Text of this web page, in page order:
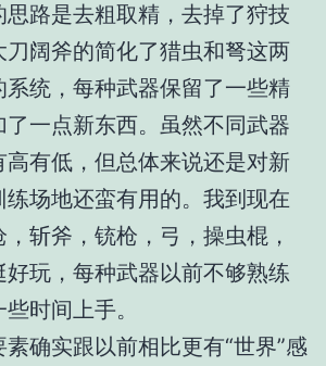
路是去粗取精，去掉了狩技
阔斧的简化了猎虫和弩这两
统，每种武器保留了一些精
一点新东西。虽然不同武器
高有低，但总体来说还是对新
场地还蛮有用的。我到现在
斩斧，铳枪，弓，操虫棍，
玩，每种武器以前不够熟练
时间上手。
确实跟以前相比更有“世界”感